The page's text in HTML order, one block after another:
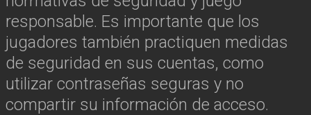
responsable. Es importante que los
jugadores también practiquen medidas
de seguridad en sus cuentas, como
utilizar contraseñas seguras y no
compartir su información de acceso.